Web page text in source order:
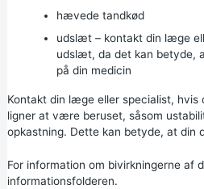
hævede tandkød
udslæt – kontakt din læge
udslæt, da det kan betyde,
på din medicin
Kontakt din læge eller specialist, hvis
ligner at være beruset, såsom
opkastning. Dette kan betyde, at din
For information om bivirkningerne af
informationsfolderen.